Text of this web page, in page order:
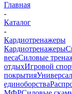
Главная
-
Каталог
-
Кардиотренажеры
Кардиотренажеры
весаСиловые
отдыхИгровой
покрытия
единоборства